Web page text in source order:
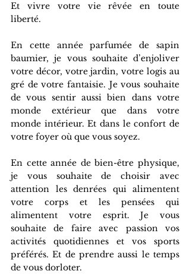
Et vivre votre vie rêvée en toute
liberté.
En cette année parfumée de sapin
baumier, je vous souhaite d’enjoliver
votre décor, votre jardin, votre logis au
gré de votre fantaisie. Je vous souhaite
de vous sentir aussi bien dans votre
monde extérieur que dans votre
monde intérieur. Et dans le confort de
votre foyer où que vous soyez.
En cette année de bien-être physique,
je vous souhaite de choisir avec
attention les denrées qui alimentent
votre corps et les pensées qui
alimentent votre esprit. Je vous
souhaite de faire avec passion vos
activités quotidiennes et vos sports
préférés. Et de prendre aussi le temps
de vous dorloter.